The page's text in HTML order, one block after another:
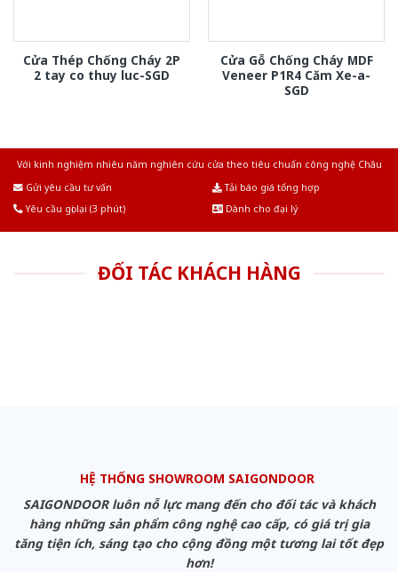
Cửa Thép Chống Cháy 2P
2 tay co thuy luc-SGD
Cửa Gỗ Chống Cháy MDF
Veneer P1R4 Căm Xe-a-
SGD
Với kinh nghiệm nhiêu năm nghiên cứu cửa theo tiêu chuẩn công nghệ Châu
Gửi yêu cầu tư vấn
Tải báo giá tổng hợp
Yêu cầu gọi lại (3 phút)
Dành cho đại lý
ĐỐI TÁC KHÁCH HÀNG
HỆ THỐNG SHOWROOM SAIGONDOOR
SAIGONDOOR luôn nỗ lực mang đến cho đối tác và khách
hàng những sản phẩm công nghệ cao cấp, có giá trị gia
tăng tiện ích, sáng tạo cho cộng đồng một tương lai tốt đẹp
hơn!